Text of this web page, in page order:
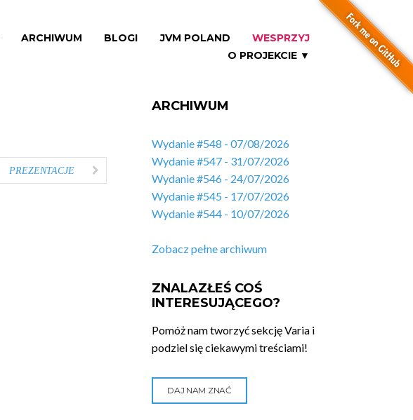
ARCHIWUM BLOGI JVM POLAND
WESPRZYJ
O PROJEKCIE ▼
PREZENTACJE
ARCHIWUM
Wydanie #548 - 07/08/2026
Wydanie #547 - 31/07/2026
Wydanie #546 - 24/07/2026
Wydanie #545 - 17/07/2026
Wydanie #544 - 10/07/2026
Zobacz pełne archiwum
ZNALAZŁEŚ COŚ
INTERESUJĄCEGO?
Pomóż nam tworzyć sekcję Varia i
podziel się ciekawymi treściami!
DAJ NAM ZNAĆ